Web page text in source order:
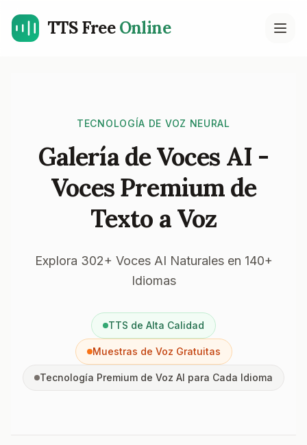
TTS FreeOnline
TECNOLOGÍA DE VOZ NEURAL
Galería de Voces AI -
Voces Premium de
Texto a Voz
Explora 302+ Voces AI Naturales en 140+
Idiomas
TTS de Alta Calidad
Muestras de Voz Gratuitas
Tecnología Premium de Voz AI para Cada Idioma